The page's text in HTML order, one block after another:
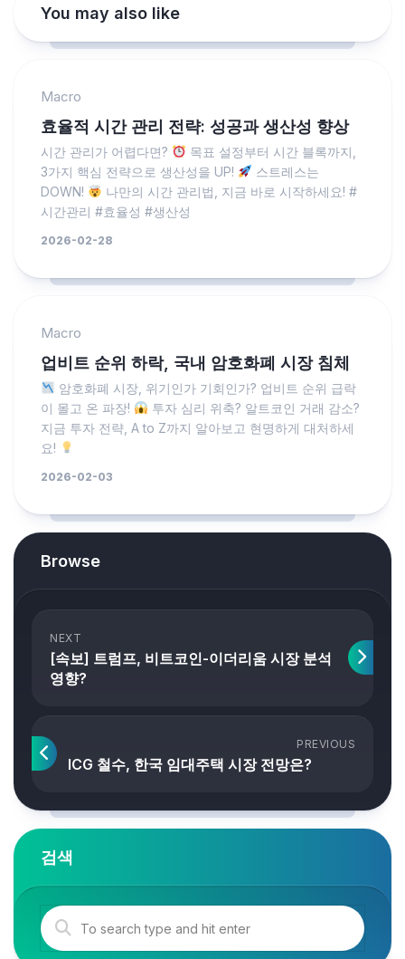
You may also like
Macro
효율적 시간 관리 전략: 성공과 생산성 향상
시간 관리가 어렵다면?
목표 설정부터 시간 블록까지,
3가지 핵심 전략으로 생산성을 UP!
스트레스는
DOWN!
나만의 시간 관리법, 지금 바로 시작하세요! #
시간관리 #효율성 #생산성
2026-02-28
Macro
업비트 순위 하락, 국내 암호화폐 시장 침체
암호화폐 시장, 위기인가 기회인가? 업비트 순위 급락
이 몰고 온 파장!
투자 심리 위축? 알트코인 거래 감소?
지금 투자 전략, A to Z까지 알아보고 현명하게 대처하세
요!
2026-02-03
Browse
NEXT
[속보] 트럼프, 비트코인-이더리움 시장 분석
영향?
PREVIOUS
ICG 철수, 한국 임대주택 시장 전망은?
검색